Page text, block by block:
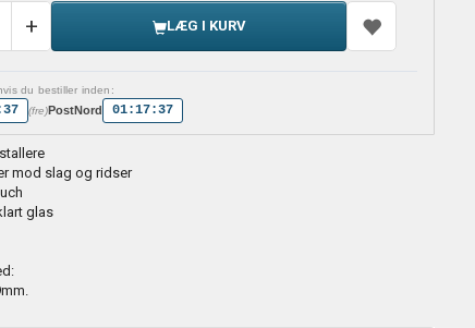
LÆG I KURV
du bestiller inden:
(fre)PostNord 01:17:36
mod slag og ridser
glas